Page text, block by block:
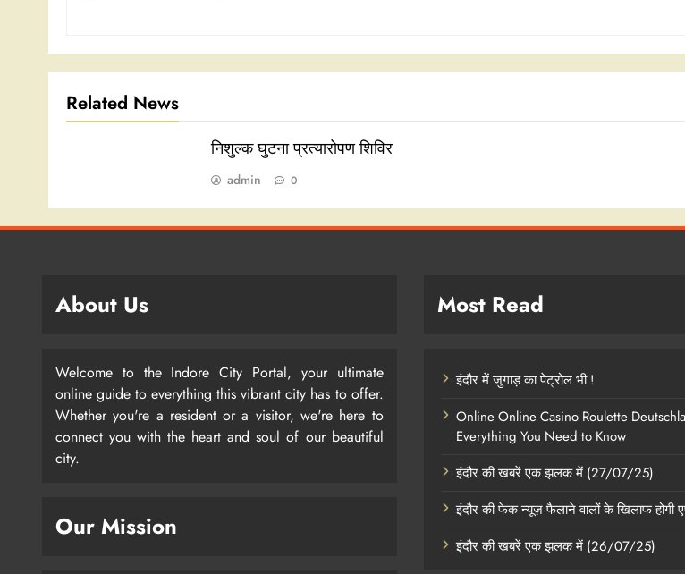
Related News
निशुल्क घुटना प्रत्यारोपण शिविर
admin 0
About Us
Welcome to the Indore City Portal, your ultimate
online guide to everything this vibrant city has to offer.
Whether you're a resident or a visitor, we're here to
connect you with the heart and soul of our beautiful
city.
Our Mission
Most Read
इंदौर में जुगाड़ का पेट्रोल भी !
Online Online Casino Roulette
Everything You Need to Know
इंदौर की खबरें एक झलक में (27/07/25)
इंदौर की फेक न्यूज़ फैलाने वालों के खिलाफ
इंदौर की खबरें एक झलक में (26/07/25)